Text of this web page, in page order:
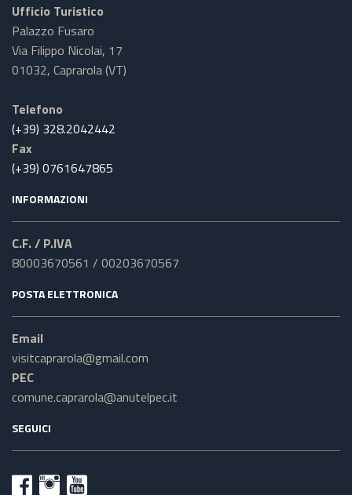
Ufficio Turistico
Palazzo Fusaro
Via Filippo Nicolai, 17
01032, Caprarola (VT)
Telefono
(+39) 328.2042442
Fax
(+39) 0761647865
INFORMAZIONI
C.F. / P.IVA
80003670561 / 00203670567
POSTA ELETTRONICA
Email
visitcaprarola@gmail.com
PEC
comune.caprarola@anutelpec.it
SEGUICI